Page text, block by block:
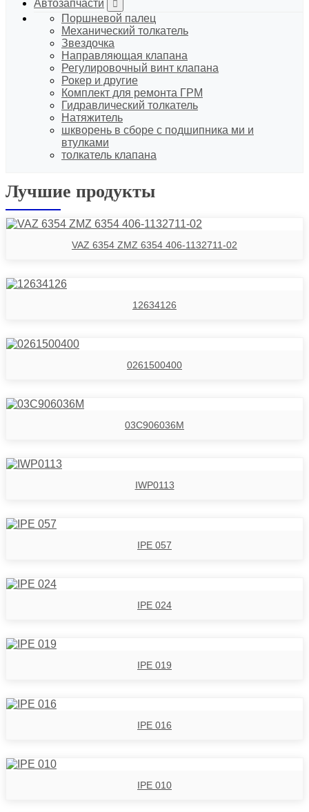
Автозапчасти
Поршневой палец
Механический толкатель
Звездочка
Направляющая клапана
Регулировочный винт клапана
Рокер и другие
Комплект для ремонта ГРМ
Гидравлический толкатель
Натяжитель
шкворень в сборе с подшипника ми и
втулками
толкатель клапана
Лучшие продукты
VAZ 6354 ZMZ 6354 406-1132711-02
12634126
0261500400
03C906036M
IWP0113
IPE 057
IPE 024
IPE 019
IPE 016
IPE 010